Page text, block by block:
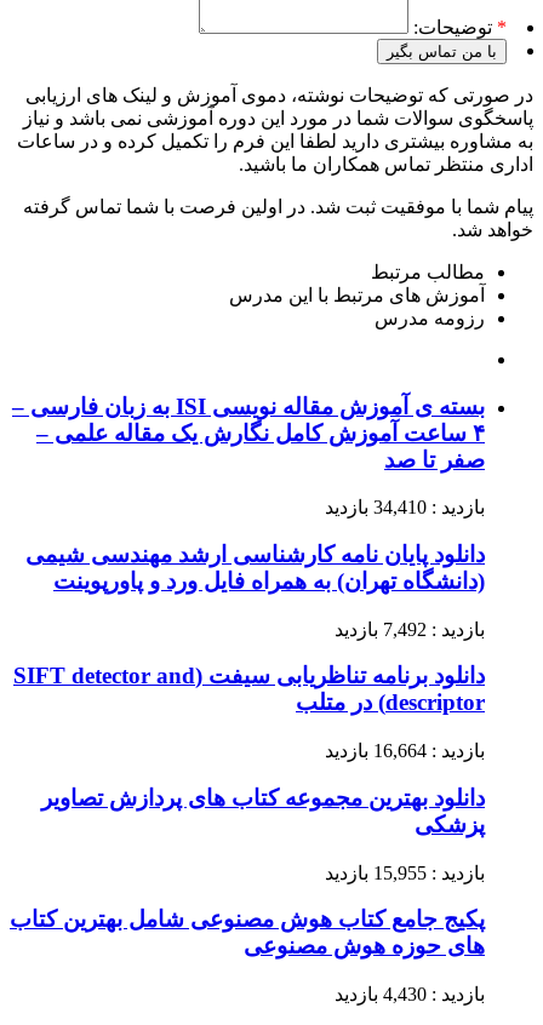
* توضیحات:
با من تماس بگیر
در صورتی که توضیحات نوشته، دموی آموزش و لینک های ارزیابی
پاسخگوی سوالات شما در مورد این دوره آموزشی نمی باشد و نیاز
به مشاوره بیشتری دارید لطفا این فرم را تکمیل کرده و در ساعات
اداری منتظر تماس همکاران ما باشید.
پیام شما با موفقیت ثبت شد. در اولین فرصت با شما تماس گرفته
خواهد شد.
مطالب مرتبط
آموزش های مرتبط با این مدرس
رزومه مدرس
بسته ی آموزش مقاله نویسی ISI به زبان فارسی –
۴ ساعت آموزش کامل نگارش یک مقاله علمی –
صفر تا صد
بازدید : 34,410 بازدید
دانلود پایان نامه کارشناسی ارشد مهندسی شیمی
(دانشگاه تهران) به همراه فایل ورد و پاورپوینت
بازدید : 7,492 بازدید
دانلود برنامه تناظریابی سیفت (SIFT detector and
descriptor) در متلب
بازدید : 16,664 بازدید
دانلود بهترین مجموعه کتاب های پردازش تصاویر
پزشکی
بازدید : 15,955 بازدید
پکیج جامع کتاب هوش مصنوعی شامل بهترین کتاب
های حوزه هوش مصنوعی
بازدید : 4,430 بازدید